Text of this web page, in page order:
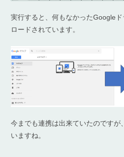
実行すると、何もなかったGoogle
ロードされています。
今までも連携は出来ていたのですが
いますね。